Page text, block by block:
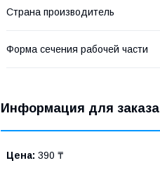
Страна производитель
Форма сечения рабочей части
Информация для заказа
Цена: 390 ₸